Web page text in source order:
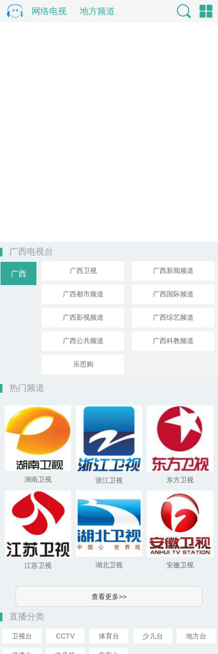
电
网络电视 地方频道
广西电视台
广西 广西卫视 广西新闻频道
广西都市频道 广西国际频道
广西影视频道 广西综艺频道
广西公共频道 广西科教频道
乐思购
热门频道
湖南卫视 浙江卫视 东方卫视
江苏卫视 湖北卫视 安徽卫视
查看更多>>
直播分类
卫视台 CCTV 体育台 少儿台 地方台